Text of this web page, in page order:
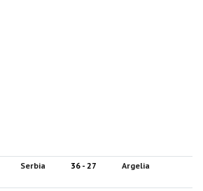
Serbia 36 - 27 Argelia